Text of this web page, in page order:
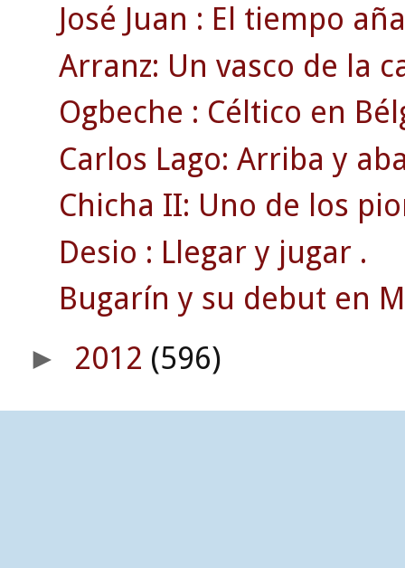
José Juan : El tiempo
Arranz: Un vasco de la
Ogbeche : Céltico en
Carlos Lago: Arriba y
Chicha II: Uno de los
Desio : Llegar y jugar .
Bugarín y su debut en
► 2012 (596)